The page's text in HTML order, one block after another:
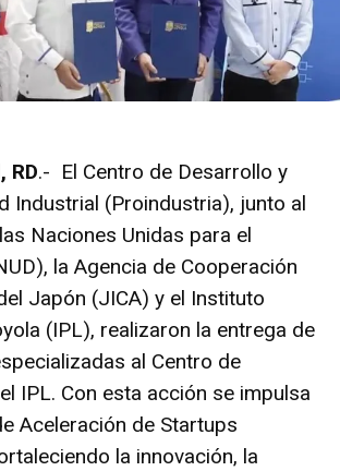
RD.- El Centro de Desarrollo y
Industrial (Proindustria), junto al
Naciones Unidas para el
la Agencia de Cooperación
Japón (JICA) y el Instituto
(IPL), realizaron la entrega de
al Centro de
IPL. Con esta acción se impulsa
Aceleración de Startups
la innovación, la